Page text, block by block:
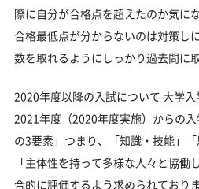
際に自分が合格点を超えたのか気に
合格最低点が分からないのは対策し
数を取れるようにしっかり過去問に
2020年度以降の入試について 大学
2021年度（2020年度実施）からの
の3要素」つまり、「知識・技能」「
「主体性を持って多様な人々と協
合的に評価するよう求められておりま